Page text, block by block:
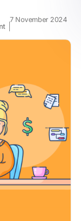
7 November 2024